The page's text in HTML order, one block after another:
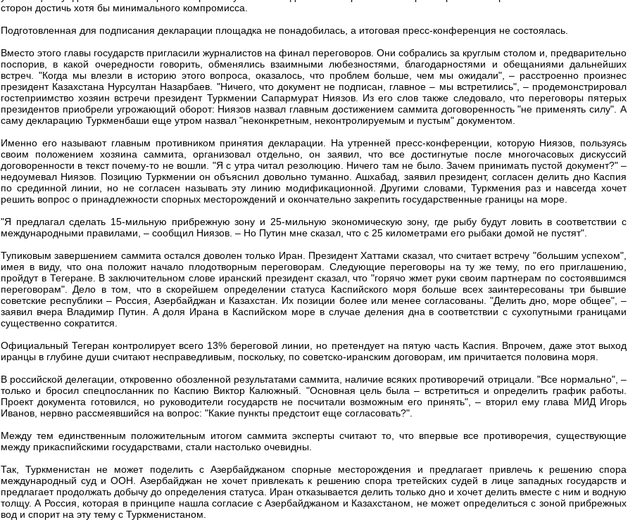
сторон достичь хотя бы минимального компромисса.
Подготовленная для подписания декларации площадка не понадобилась, а итоговая пресс-конференция не состоялась.
Вместо этого главы государств пригласили журналистов на финал переговоров. Они собрались за круглым столом и, предварительно
поспорив, в какой очередности говорить, обменялись взаимными любезностями, благодарностями и обещаниями дальнейших
встреч. "Когда мы влезли в историю этого вопроса, оказалось, что проблем больше, чем мы ожидали", – расстроенно произнес
президент Казахстана Нурсултан Назарбаев. "Ничего, что документ не подписан, главное – мы встретились", – продемонстрировал
гостеприимство хозяин встречи президент Туркмении Сапармурат Ниязов. Из его слов также следовало, что переговоры пятерых
президентов приобрели угрожающий оборот: Ниязов назвал главным достижением саммита договоренность "не применять силу". А
саму декларацию Туркменбаши еще утром назвал "неконкретным, неконтролируемым и пустым" документом.
Именно его называют главным противником принятия декларации. На утренней пресс-конференции, которую Ниязов, пользуясь
своим положением хозяина саммита, организовал отдельно, он заявил, что все достигнутые после многочасовых дискуссий
договоренности в текст почему-то не вошли. "Я с утра читал резолюцию. Ничего там не было. Зачем принимать пустой документ?" –
недоумевал Ниязов. Позицию Туркмении он объяснил довольно туманно. Ашхабад, заявил президент, согласен делить дно Каспия
по срединной линии, но не согласен называть эту линию модификационной. Другими словами, Туркмения раз и навсегда хочет
решить вопрос о принадлежности спорных месторождений и окончательно закрепить государственные границы на море.
"Я предлагал сделать 15-мильную прибрежную зону и 25-мильную экономическую зону, где рыбу будут ловить в соответствии с
международными правилами, – сообщил Ниязов. – Но Путин мне сказал, что с 25 километрами его рыбаки домой не пустят".
Тупиковым завершением саммита остался доволен только Иран. Президент Хаттами сказал, что считает встречу "большим успехом",
имея в виду, что она положит начало плодотворным переговорам. Следующие переговоры на ту же тему, по его приглашению,
пройдут в Тегеране. В заключительном слове иранский президент сказал, что "горячо жмет руки своим партнерам по состоявшимся
переговорам". Дело в том, что в скорейшем определении статуса Каспийского моря больше всех заинтересованы три бывшие
советские республики – Россия, Азербайджан и Казахстан. Их позиции более или менее согласованы. "Делить дно, море общее", –
заявил вчера Владимир Путин. А доля Ирана в Каспийском море в случае деления дна в соответствии с сухопутными границами
существенно сократится.
Официальный Тегеран контролирует всего 13% береговой линии, но претендует на пятую часть Каспия. Впрочем, даже этот выход
иранцы в глубине души считают несправедливым, поскольку, по советско-иранским договорам, им причитается половина моря.
В российской делегации, откровенно обозленной результатами саммита, наличие всяких противоречий отрицали. "Все нормально", –
только и бросил спецпосланник по Каспию Виктор Калюжный. "Основная цель была – встретиться и определить график работы.
Проект документа готовился, но руководители государств не посчитали возможным его принять", – вторил ему глава МИД Игорь
Иванов, нервно рассмеявшийся на вопрос: "Какие пункты предстоит еще согласовать?".
Между тем единственным положительным итогом саммита эксперты считают то, что впервые все противоречия, существующие
между прикаспийскими государствами, стали настолько очевидны.
Так, Туркменистан не может поделить с Азербайджаном спорные месторождения и предлагает привлечь к решению спора
международный суд и ООН. Азербайджан не хочет привлекать к решению спора третейских судей в лице западных государств и
предлагает продолжать добычу до определения статуса. Иран отказывается делить только дно и хочет делить вместе с ним и водную
толщу. А Россия, которая в принципе нашла согласие с Азербайджаном и Казахстаном, не может определиться с зоной прибрежных
вод и спорит на эту тему с Туркменистаном.